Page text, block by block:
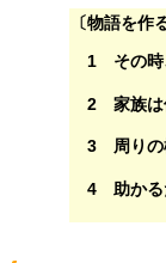
〔物語を作
1 その
2 家族は
3 周り
4 助かる